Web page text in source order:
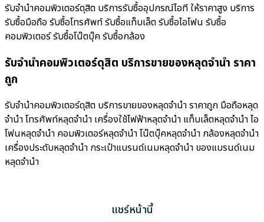
รับจำนำคอมพิวเตอร์ดุสิต บริการรับซื้ออุปกรณ์ไอที ให้ราคาสูง บริการ
รับซื้อมือถือ รับซื้อโทรศัพท์ รับซื้อแท็บเล็ต รับซื้อไอโฟน รับซื้อ
คอมพิวเตอร์ รับซื้อโน๊ตบุ๊ค รับซื้อกล้อง
รับจำนำคอมพิวเตอร์ดุสิต บริการขายของหลุดจำนำ ราคา
ถูก
รับจำนำคอมพิวเตอร์ดุสิต บริการขายของหลุดจำนำ ราคาถูก มือถือหลุด
จำนำ โทรศัพท์หลุดจำนำ เครื่องใช้ไฟฟ้าหลุดจำนำ แท็บเล็ตหลุดจำนำ ไอ
โฟนหลุดจำนำ คอมพิวเตอร์หลุดจำนำ โน๊ตบุ๊คหลุดจำนำ กล้องหลุดจำนำ
เครื่องประดับหลุดจำนำ กระเป๋าแบรนด์เนมหลุดจำนำ ของแบรนด์เนม
หลุดจำนำ
แชร์หน้านี้